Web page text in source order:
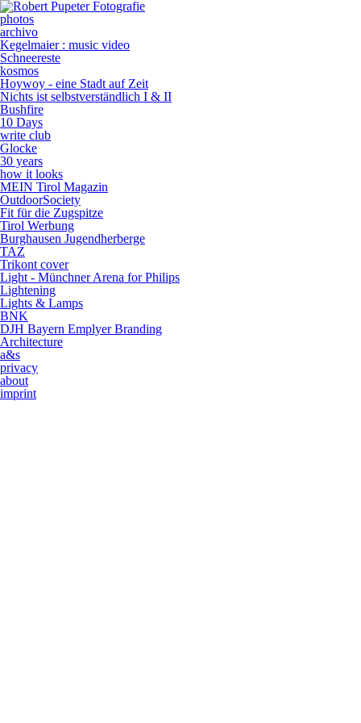
photos
archivo
Kegelmaier : music video
Schneereste
kosmos
Hoywoy - eine Stadt auf Zeit
Nichts ist selbstverständlich I & II
Bushfire
10 Days
write club
Glocke
30 years
how it looks
MEIN Tirol Magazin
OutdoorSociety
Fit für die Zugspitze
Tirol Werbung
Burghausen Jugendherberge
TAZ
Trikont cover
Light - Münchner Arena for Philips
Lightening
Lights & Lamps
BNK
DJH Bayern Emplyer Branding
Architecture
a&s
privacy
about
imprint